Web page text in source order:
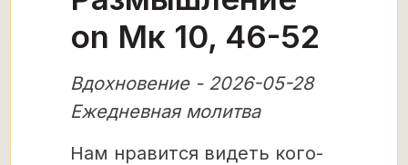
on Мк 10, 46-52
Вдохновение - 2026-05-28
Ежедневная молитва
Нам нравится видеть кого-